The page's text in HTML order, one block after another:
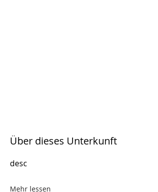
Über dieses Unterkunft
desc
Mehr lessen